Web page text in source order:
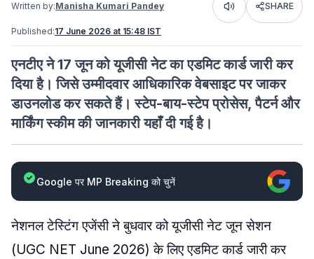
Written by:Manisha Kumari Pandey Listen SHARE
Published:17 June 2026 at 15:48 IST
एनटीए ने 17 जून को यूजीसी नेट का एडमिट कार्ड जारी कर
दिया है। जिसे उम्मीदवार आधिकारिक वेबसाइट पर जाकर
डाउनलोड कर सकते हैं। स्टेप-बाय-स्टेप प्रोसेस, पैटर्न और
मार्किंग स्कीम की जानकारी यहाँ दी गई है।
Google पर MP Breaking को चुनें
नेशनल टेस्टिंग एजेंसी ने बुधवार को यूजीसी नेट जून सेशन
(UGC NET June 2026) के लिए एडमिट कार्ड जारी कर